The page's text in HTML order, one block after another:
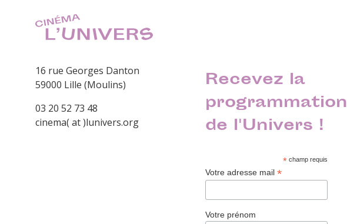
16 rue Georges Danton
59000 Lille (Moulins)
03 20 52 73 48
cinema( at )lunivers.org
Recevez la
programmation
de l'Univers !
*champ requis
Votre adresse mail*
Votre prénom